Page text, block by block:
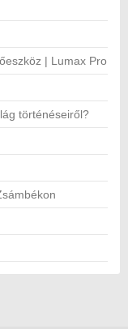
| Lumax Pro
történéseiről?